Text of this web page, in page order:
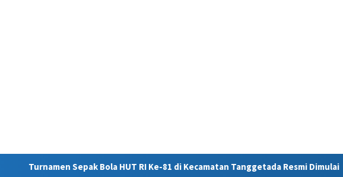
HUT RI Ke-81 di Kecamatan Tanggetada Resmi Dimulai Pererat Sinergi